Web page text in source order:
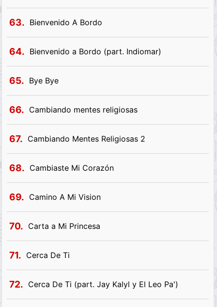
63. Bienvenido A Bordo
64. Bienvenido a Bordo (part. Indiomar)
65. Bye Bye
66. Cambiando mentes religiosas
67. Cambiando Mentes Religiosas 2
68. Cambiaste Mi Corazón
69. Camino A Mi Vision
70. Carta a Mi Princesa
71. Cerca De Ti
72. Cerca De Ti (part. Jay Kalyl y El Leo Pa')